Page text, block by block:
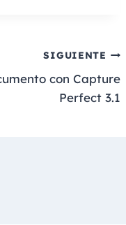
SIGUIENTE
con Capture
Perfect 3.1